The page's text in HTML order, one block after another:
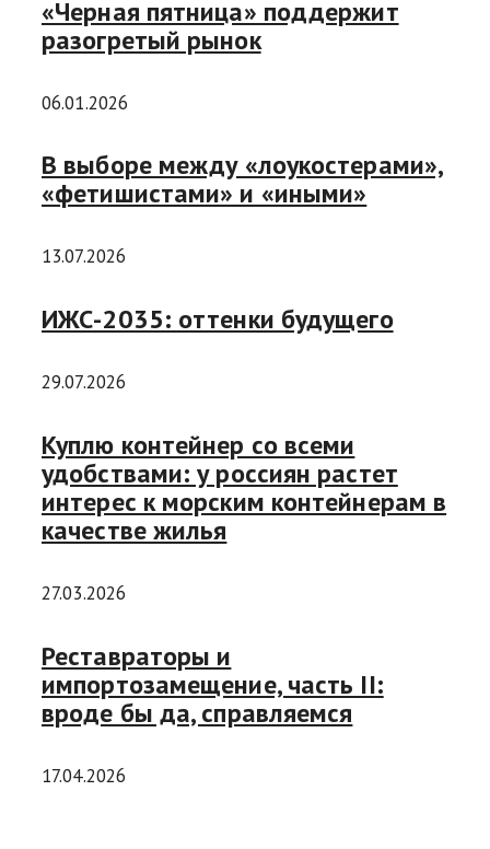
«Черная пятница» поддержит
разогретый рынок
06.01.2026
В выборе между «лоукостерами»,
«фетишистами» и «иными»
13.07.2026
ИЖС-2035: оттенки будущего
29.07.2026
Куплю контейнер со всеми
удобствами: у россиян растет
интерес к морским контейнерам в
качестве жилья
27.03.2026
Реставраторы и
импортозамещение, часть II:
вроде бы да, справляемся
17.04.2026